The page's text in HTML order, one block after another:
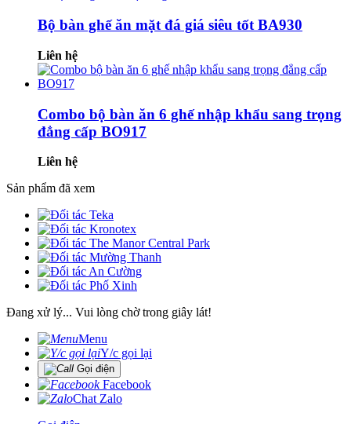
Bộ bàn ghế ăn mặt đá giá siêu tốt BA930
Liên hệ
Combo bộ bàn ăn 6 ghế nhập khẩu sang trọng
đẳng cấp BO917
Liên hệ
Sản phẩm đã xem
Đang xử lý... Vui lòng chờ trong giây lát!
Menu
Y/c gọi lại
Gọi điện
Facebook
Chat Zalo